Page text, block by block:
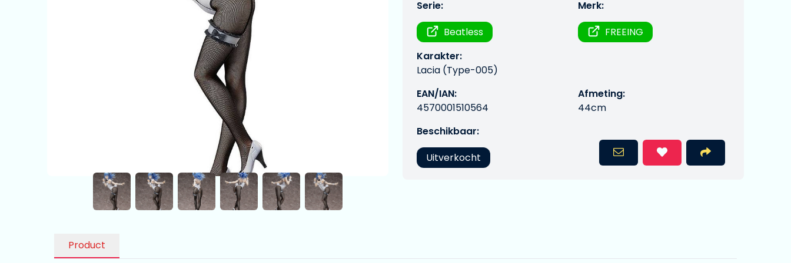
Serie:
Beatless
Merk:
FREEING
Karakter:
Lacia (Type-005)
EAN/IAN:
4570001510564
Afmeting:
44cm
Beschikbaar:
Uitverkocht
Product